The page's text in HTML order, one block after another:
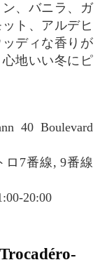
、バニラ、ガ
ト、アルデヒ
ディな香りが
地いい冬にピ
40 Boulevard
ロ7番線, 9番線
20:00